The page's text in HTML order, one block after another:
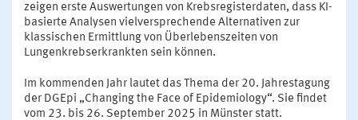
zeigen erste Auswertungen von Krebsregisterdaten, dass KI-
basierte Analysen vielversprechende Alternativen zur
klassischen Ermittlung von Überlebenszeiten von
Lungenkrebserkrankten sein können.
Im kommenden Jahr lautet das Thema der 20. Jahrestagung
der DGEpi „Changing the Face of Epidemiology“. Sie findet
vom 23. bis 26. September 2025 in Münster statt.